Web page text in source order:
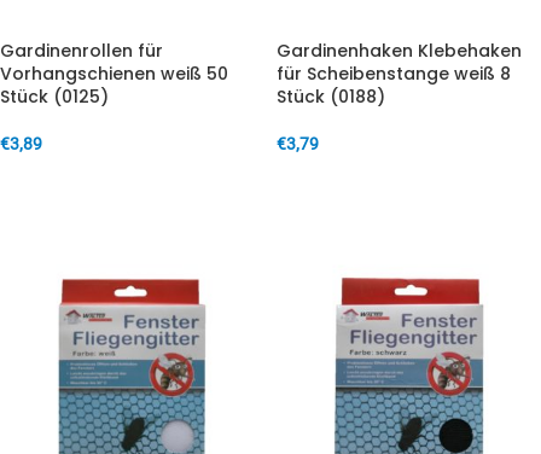
Gardinenrollen für
Vorhangschienen weiß 50
Stück (0125)
€3,89
Gardinenhaken Klebehaken
für Scheibenstange weiß 8
Stück (0188)
€3,79